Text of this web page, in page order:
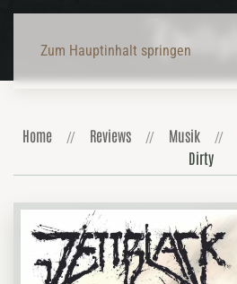
Zum Hauptinhalt springen
Home Reviews Musik
Dirty